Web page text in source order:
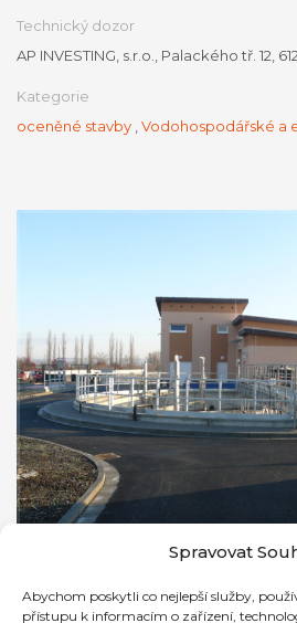
Spravovat
Abychom poskytli co nejlepší služby,
přístupu k informacím o zařízení,
Technický dozor
AP INVESTING, s.r.o., Palackého tř. 12,
Kategorie
oceněné stavby Vodohospodářské a